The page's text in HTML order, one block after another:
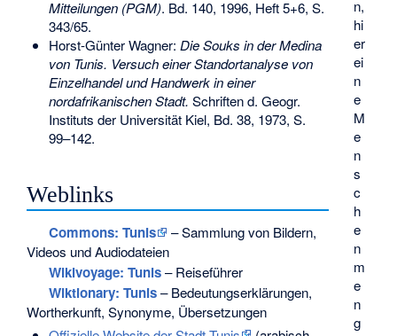
n,
hi
er
ei
n
e
M
e
n
s
c
h
e
n
m
e
n
g
Mitteilungen (PGM). Bd. 140, 1996, Heft 5+6, S.
343/65.
Horst-Günter Wagner: Die Souks in der Medina
von Tunis. Versuch einer Standortanalyse von
Einzelhandel und Handwerk in einer
nordafrikanischen Stadt. Schriften d. Geogr.
Instituts der Universität Kiel, Bd. 38, 1973, S.
99–142.
Weblinks
Commons: Tunis
– Sammlung von Bildern,
Videos und Audiodateien
Wikivoyage: Tunis– Reiseführer
Wiktionary: Tunis– Bedeutungserklärungen,
Wortherkunft, Synonyme, Übersetzungen